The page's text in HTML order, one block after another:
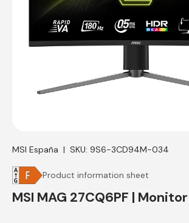
MSI España | SKU: 9S6-3CD94M-034
Product information sheet
MSI MAG 27CQ6PF |